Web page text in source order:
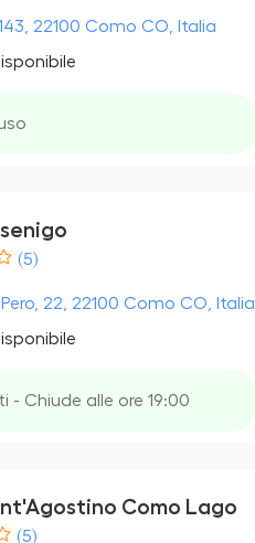
22100 Como CO, Italia
(5)
22, 22100 Como CO, Italia
- Chiude alle ore 19:00
Como Lago
(5)